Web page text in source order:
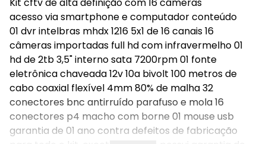
acesso via smartphone e computador conteúdo
01 dvr intelbras mhdx 1216 5x1 de 16 canais 16
câmeras importadas full hd com infravermelho 01
hd de 2tb 3,5" interno sata 7200rpm 01 fonte
eletrônica chaveada 12v 10a bivolt 100 metros de
cabo coaxial flexível 4mm 80% de malha 32
conectores bnc antirruído parafuso e mola 16
conectores p4 macho com borne 01 mouse usb
garantia de 01 ano contra defeitos de fabricação